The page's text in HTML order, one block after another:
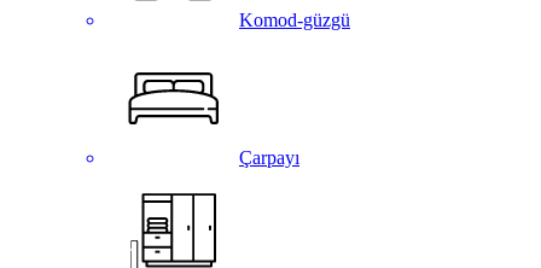
Komod-güzgü
Çarpayı